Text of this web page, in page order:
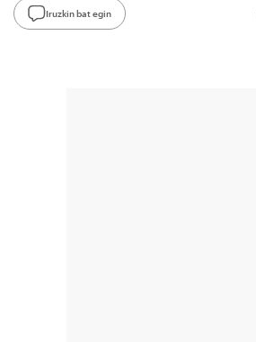
Iruzkin bat egin